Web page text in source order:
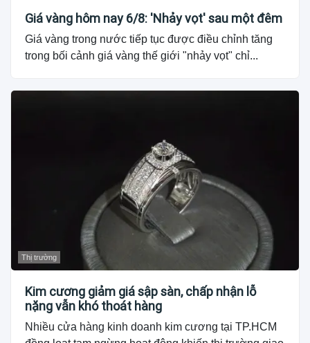
Giá vàng hôm nay 6/8: 'Nhảy vọt' sau một đêm
Giá vàng trong nước tiếp tục được điều chỉnh tăng
trong bối cảnh giá vàng thế giới "nhảy vọt" chỉ...
Thị trường
Kim cương giảm giá sập sàn, chấp nhận lỗ
nặng vẫn khó thoát hàng
Nhiều cửa hàng kinh doanh kim cương tại TP.HCM